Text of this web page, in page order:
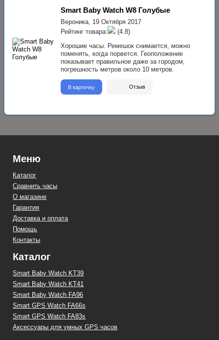
Smart Baby Watch W8 Голубые
Вероника, 19 Октября 2017
Рейтинг товара:
(4.8)
Хорошие часы. Ремешок снимается, можно
поменять, когда порвется. Геоположение
показывает правильное даже за городом,
погрешность метров около 10 метров.
В карточку Отзыв
Меню
Каталог
Сравнить часы
О магазине
Гарантия
Доставка и оплата
Помощь
Контакты
Каталог
Smart Baby Watch KT39
Smart Baby Watch KT41
Smart Baby Watch FA96
Smart GPS Watch FA66s
Smart GPS Watch FA83s
Аксессуары для умных GPS часов